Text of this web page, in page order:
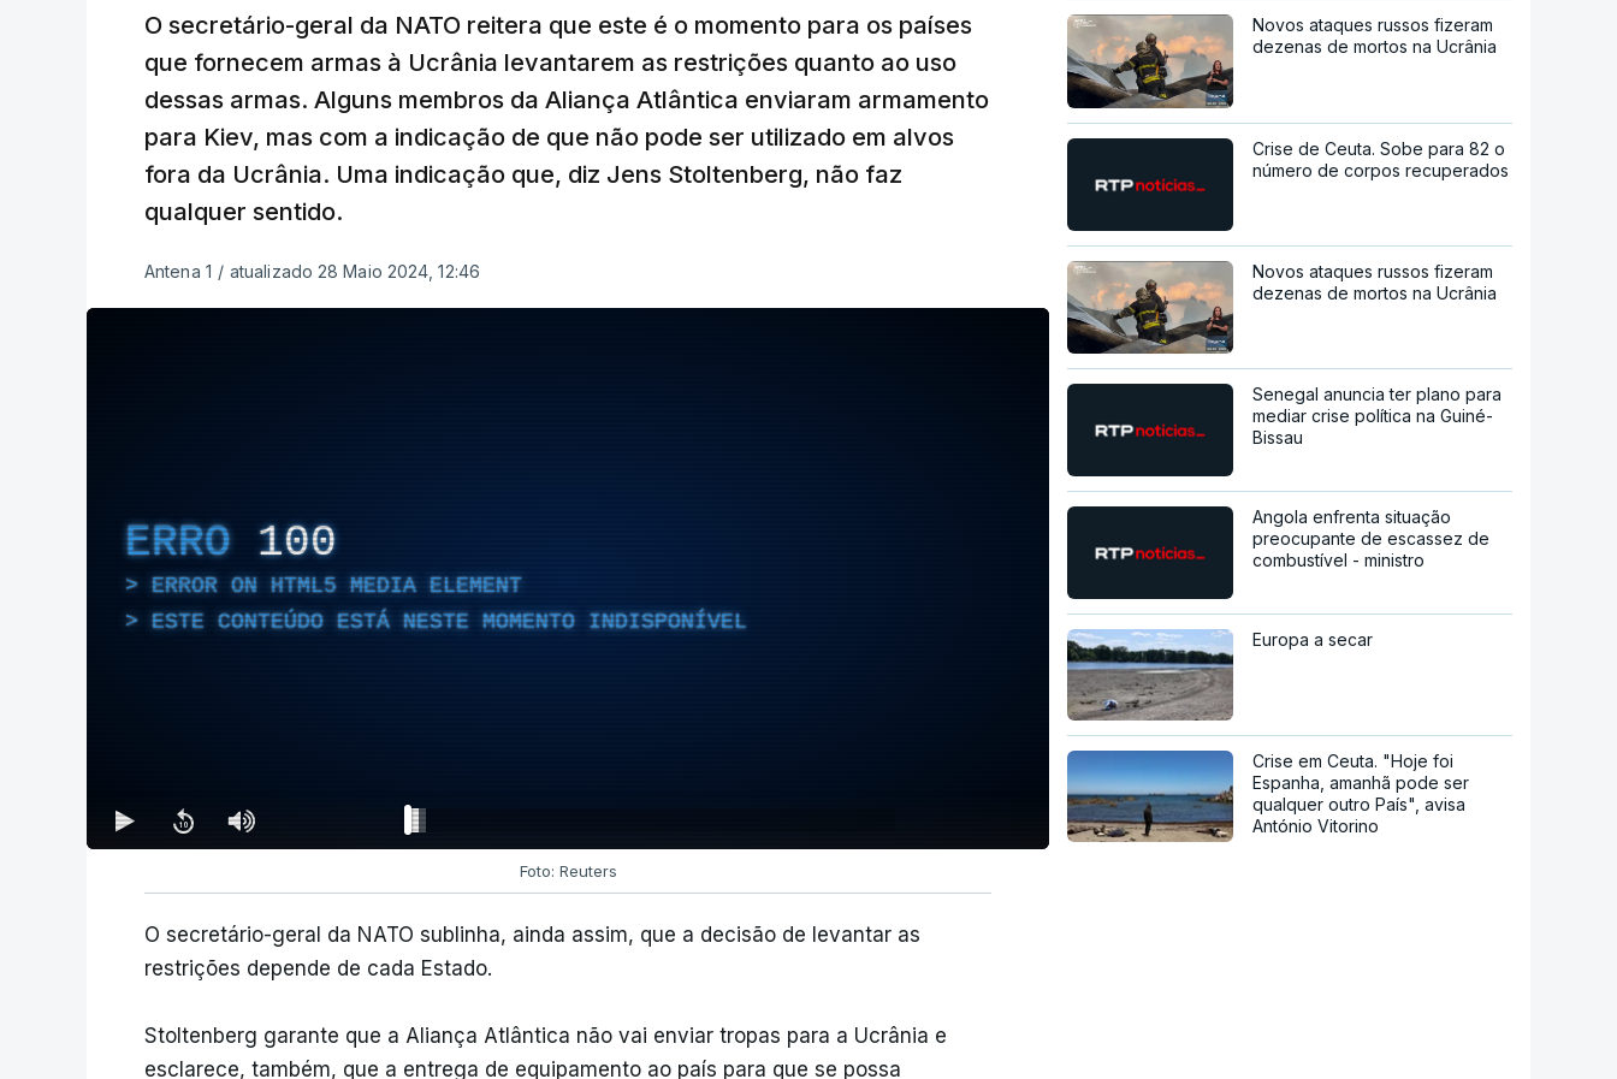
O secretário-geral da NATO reitera que este é o momento para os países
que fornecem armas à Ucrânia levantarem as restrições quanto ao uso
dessas armas. Alguns membros da Aliança Atlântica enviaram armamento
para Kiev, mas com a indicação de que não pode ser utilizado em alvos
fora da Ucrânia. Uma indicação que, diz Jens Stoltenberg, não faz
qualquer sentido.
Antena 1 / atualizado 28 Maio 2024, 12:46
ERRO 100
ERROR ON HTML5 MEDIA ELEMENT
ESTE CONTEÚDO ESTÁ NESTE MOMENTO INDISPONÍVEL
Foto: Reuters
O secretário-geral da NATO sublinha, ainda assim, que a decisão de levantar as
restrições depende de cada Estado.
Stoltenberg garante que a Aliança Atlântica não vai enviar tropas para a Ucrânia e
esclarece, também, que a entrega de equipamento ao país para que se possa
Novos ataques russos fizeram
dezenas de mortos na Ucrânia
Crise de Ceuta. Sobe para 82 o
número de corpos recuperados
Novos ataques russos fizeram
dezenas de mortos na Ucrânia
Senegal anuncia ter plano para
mediar crise política na Guiné-
Bissau
Angola enfrenta situação
preocupante de escassez de
combustível - ministro
Europa a secar
Crise em Ceuta. "Hoje foi
Espanha, amanhã pode ser
qualquer outro País", avisa
António Vitorino